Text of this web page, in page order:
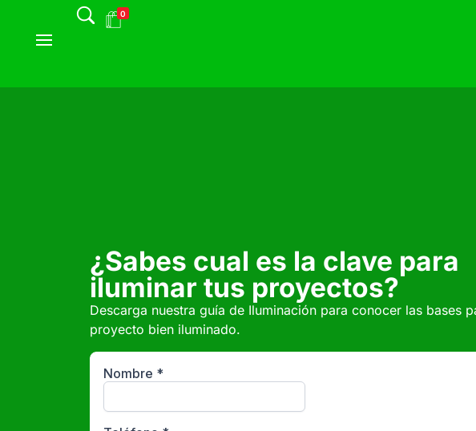
0
¿Sabes cual es la clave para
iluminar tus proyectos?
Descarga nuestra guía de Iluminación para conocer las bases
proyecto bien iluminado.